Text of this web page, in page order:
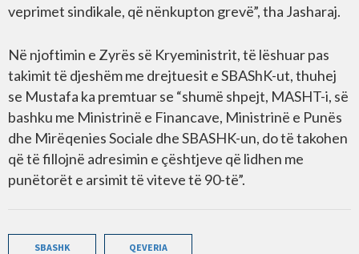
veprimet sindikale, që nënkupton grevë”, tha Jasharaj.
Në njoftimin e Zyrës së Kryeministrit, të lëshuar pas
takimit të djeshëm me drejtuesit e SBAShK-ut, thuhej
se Mustafa ka premtuar se “shumë shpejt, MASHT-i, së
bashku me Ministrinë e Financave, Ministrinë e Punës
dhe Mirëqenies Sociale dhe SBASHK-un, do të takohen
që të fillojnë adresimin e çështjeve që lidhen me
punëtorët e arsimit të viteve të 90-të”.
SBASHK QEVERIA